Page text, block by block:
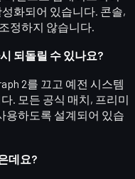
화되어 있습니다. 콘솔,
정하지 않습니다.
되돌릴 수 있나요?
2를 끄고 예전 시스템
. 모든 공식 매치, 프리미
용하도록 설계되어 있습
데요?